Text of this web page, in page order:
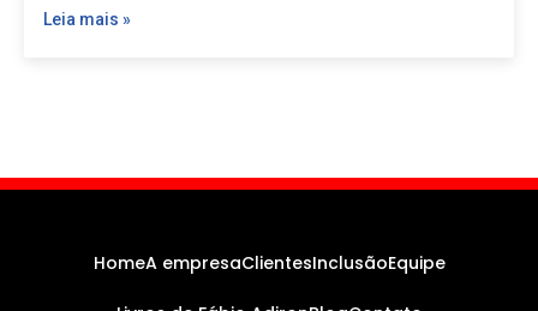
Leia mais »
HomeA empresaClientesInclusãoEquipe